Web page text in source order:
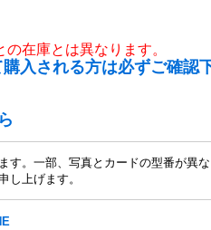
在庫とは異なります。
入される方は必ずご確認
。一部、写真とカードの型番が異
し上げます。